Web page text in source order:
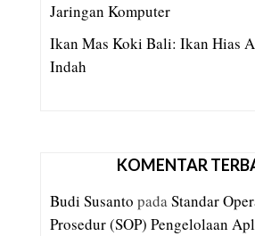
Jaringan Komputer
Ikan Mas Koki Bali: Ikan Hias
Indah
KOMENTAR
Budi Susanto padaStandar
Prosedur (SOP) Pengelolaan